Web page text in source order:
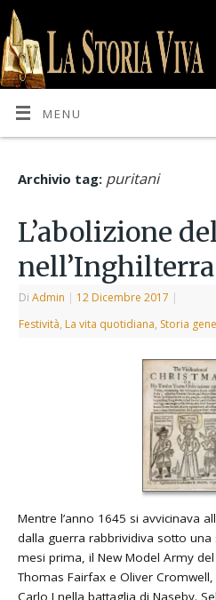
MENU
Archivio tag: puritani
L’abolizione
DiAdmin | 12 Dicembre 2017 |
Festività, La vita quotidiana, Storia
Mentre l’anno 1645 si avvicinava
dalla guerra rabbrividiva sotto una
mesi prima, il New Model Army
Thomas Fairfax e Oliver
Carlo I nella battaglia di Naseby.